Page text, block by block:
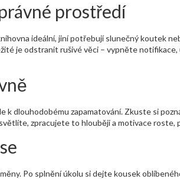
prostředí
ideální, jiní potřebují slunečný koutek
je odstranit rušivé věci – vypněte
k dlouhodobému zapamatování. Zkuste si
zpracujete to hlouběji a motivace roste,
Po splnění úkolu si dejte kousek